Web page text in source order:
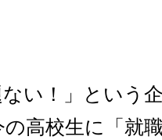
い！」という
高校生に「就